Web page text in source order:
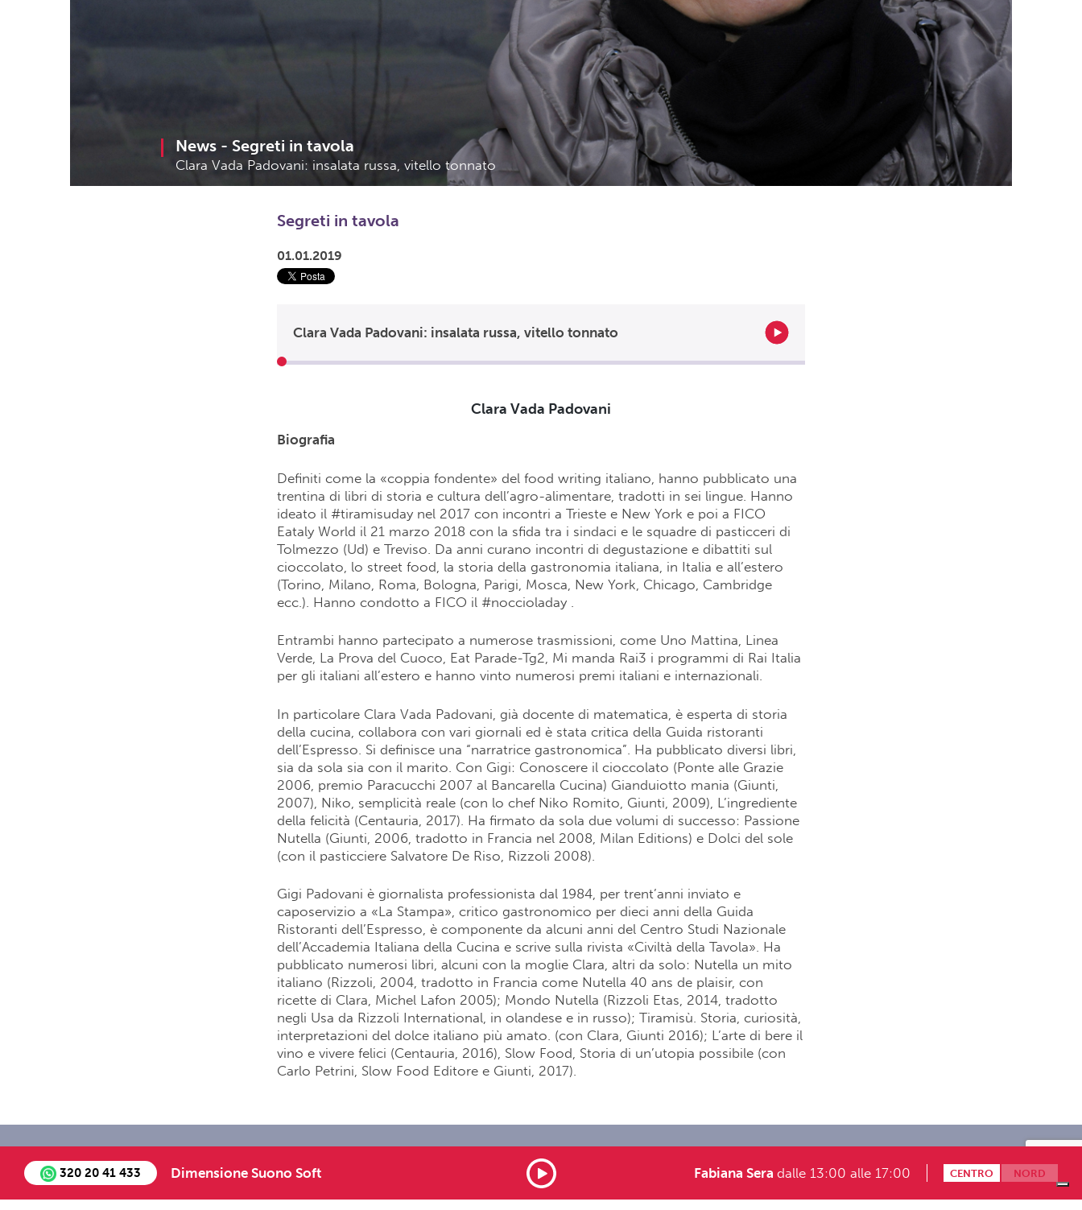
320 20 41 433 Dimensione Suono Soft Fabiana Sera dalle 13:00 alle 17:00 CENTRO NORD
News - Segreti in tavola
Clara Vada Padovani: insalata russa, vitello tonnato
Segreti in tavola
01.01.2019
Clara Vada Padovani: insalata russa, vitello tonnato
Clara Vada Padovani
Biografia
Definiti come la «coppia fondente» del food writing italiano, hanno pubblicato una
trentina di libri di storia e cultura dell’agro-alimentare, tradotti in sei lingue. Hanno
ideato il #tiramisuday nel 2017 con incontri a Trieste e New York e poi a FICO
Eataly World il 21 marzo 2018 con la sfida tra i sindaci e le squadre di pasticceri di
Tolmezzo (Ud) e Treviso. Da anni curano incontri di degustazione e dibattiti sul
cioccolato, lo street food, la storia della gastronomia italiana, in Italia e all’estero
(Torino, Milano, Roma, Bologna, Parigi, Mosca, New York, Chicago, Cambridge
ecc.). Hanno condotto a FICO il #noccioladay .
Entrambi hanno partecipato a numerose trasmissioni, come Uno Mattina, Linea
Verde, La Prova del Cuoco, Eat Parade-Tg2, Mi manda Rai3 i programmi di Rai Italia
per gli italiani all’estero e hanno vinto numerosi premi italiani e internazionali.
In particolare Clara Vada Padovani, già docente di matematica, è esperta di storia
della cucina, collabora con vari giornali ed è stata critica della Guida ristoranti
dell’Espresso. Si definisce una “narratrice gastronomica”. Ha pubblicato diversi libri,
sia da sola sia con il marito. Con Gigi: Conoscere il cioccolato (Ponte alle Grazie
2006, premio Paracucchi 2007 al Bancarella Cucina) Gianduiotto mania (Giunti,
2007), Niko, semplicità reale (con lo chef Niko Romito, Giunti, 2009), L’ingrediente
della felicità (Centauria, 2017). Ha firmato da sola due volumi di successo: Passione
Nutella (Giunti, 2006, tradotto in Francia nel 2008, Milan Editions) e Dolci del sole
(con il pasticciere Salvatore De Riso, Rizzoli 2008).
Gigi Padovani è giornalista professionista dal 1984, per trent’anni inviato e
caposervizio a «La Stampa», critico gastronomico per dieci anni della Guida
Ristoranti dell’Espresso, è componente da alcuni anni del Centro Studi Nazionale
dell’Accademia Italiana della Cucina e scrive sulla rivista «Civiltà della Tavola». Ha
pubblicato numerosi libri, alcuni con la moglie Clara, altri da solo: Nutella un mito
italiano (Rizzoli, 2004, tradotto in Francia come Nutella 40 ans de plaisir, con
ricette di Clara, Michel Lafon 2005); Mondo Nutella (Rizzoli Etas, 2014, tradotto
negli Usa da Rizzoli International, in olandese e in russo); Tiramisù. Storia, curiosità,
interpretazioni del dolce italiano più amato. (con Clara, Giunti 2016); L’arte di bere il
vino e vivere felici (Centauria, 2016), Slow Food, Storia di un’utopia possibile (con
Carlo Petrini, Slow Food Editore e Giunti, 2017).
Chi siamo Modalità partecipazione giochi